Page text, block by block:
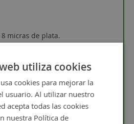
8 micras de plata.
tiene un taladro de 1,3 mm.
para grabar con nuestro servicio
grabado con punta de diamante.
tipo de grabado este se
utiliza cookies
cookies para mejorar la
usuario. Al utilizar nuestro
acepta todas las cookies
nuestra Política de